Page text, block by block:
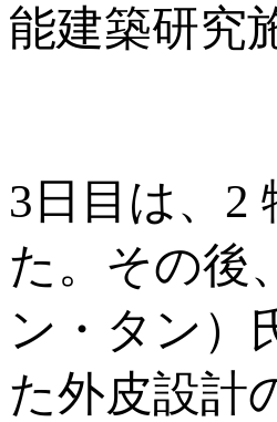
能建築研究
3日目は、2
た。その後
ン・タン）
た外皮設計